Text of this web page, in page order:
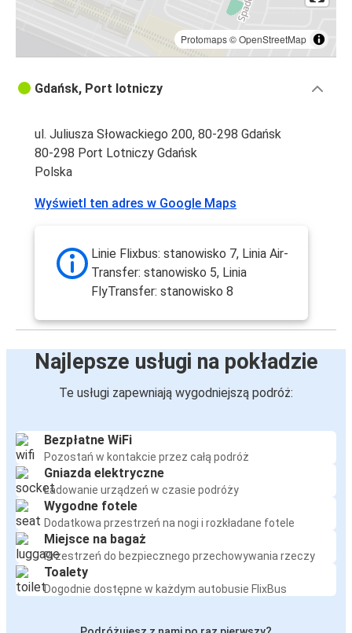
Protomaps©OpenStreetMap
Gdańsk, Port lotniczy
ul. Juliusza Słowackiego 200, 80-298 Gdańsk
80-298 Port Lotniczy Gdańsk
Polska
Wyświetl ten adres w Google Maps
Linie Flixbus: stanowisko 7, Linia Air-
Transfer: stanowisko 5, Linia
FlyTransfer: stanowisko 8
Najlepsze usługi na pokładzie
Te usługi zapewniają wygodniejszą podróż:
Bezpłatne WiFi
Pozostań w kontakcie przez całą podróż
Gniazda elektryczne
Ładowanie urządzeń w czasie podróży
Wygodne fotele
Dodatkowa przestrzeń na nogi i rozkładane fotele
Miejsce na bagaż
Przestrzeń do bezpiecznego przechowywania rzeczy
Toalety
Dogodnie dostępne w każdym autobusie FlixBus